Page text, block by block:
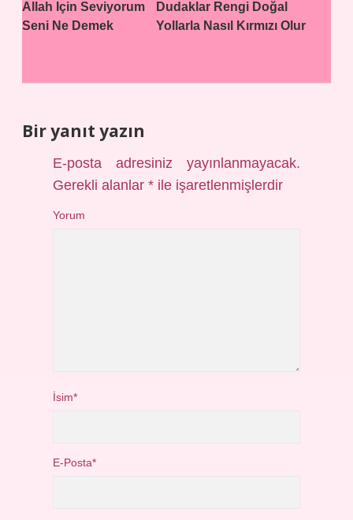
Allah Için Seviyorum
Seni Ne Demek
Dudaklar Rengi Doğal
Yollarla Nasıl Kırmızı Olur
Bir yanıt yazın
E-posta adresiniz yayınlanmayacak.
Gerekli alanlar* ile işaretlenmişlerdir
Yorum
İsim*
E-Posta*